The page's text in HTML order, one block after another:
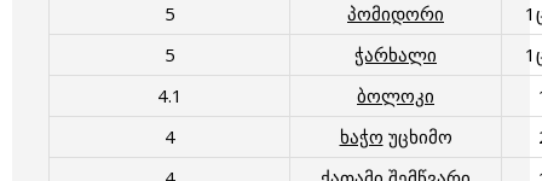
5
პომიდორი
5
ჭარხალი
4.1
ბოლოკი
4
ხაჭო უცხიმო